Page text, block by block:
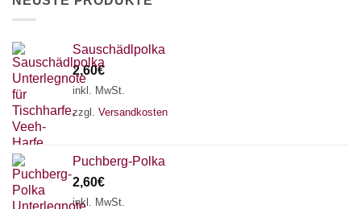
gewählt
werden
Sauschädlpolka
2,60€
inkl. MwSt.
zzgl. Versandkosten
Puchberg-Polka
2,60€
inkl. MwSt.